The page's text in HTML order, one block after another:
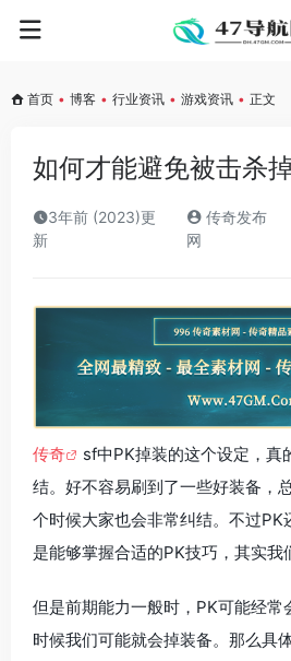
首页 • 博客 • 行业资讯 • 游戏资讯 • 正文
如何才能避免被击杀
3年前 (2023)更
新
传奇发布
网
传奇
sf中PK掉装的这个设定，真
结。好不容易刷到了一些好装备，
个时候大家也会非常纠结。不过PK
是能够掌握合适的PK技巧，其实我
但是前期能力一般时，PK可能经常
时候我们可能就会掉装备。那么具